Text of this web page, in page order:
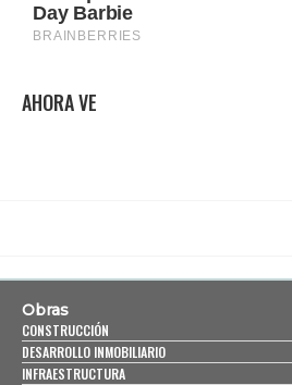
AHORA VE
Obras
CONSTRUCCIÓN
DESARROLLO INMOBILIARIO
INFRAESTRUCTURA